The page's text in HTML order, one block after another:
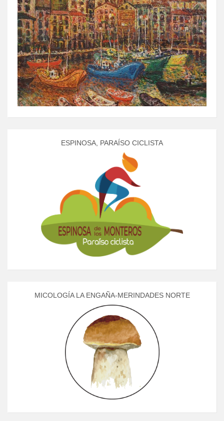
ESPINOSA, PARAÍSO CICLISTA
MICOLOGÍA LA ENGAÑA-MERINDADES NORTE